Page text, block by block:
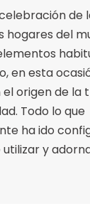
de
hogares del
en esta
origen de la
Todo lo que
ha ido
y